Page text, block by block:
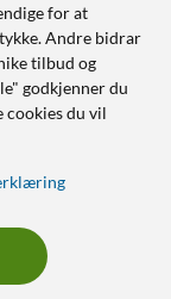
for at
Andre bidrar
tilbud og
godkjenner du
cookies du vil